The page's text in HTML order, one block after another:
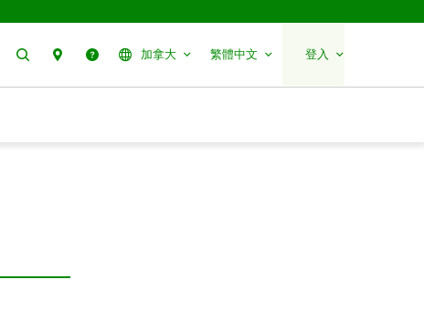
搜尋 聯絡我們幫助 加拿大 繁體中文 登入